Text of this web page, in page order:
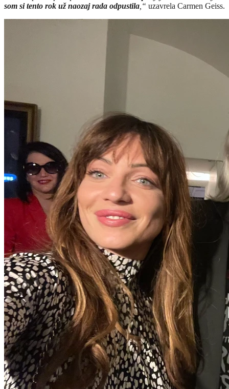
som si tento rok už naozaj rada odpustila ,“ uzavrela Carmen Geiss.